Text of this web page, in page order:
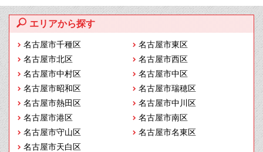
エリアから探す
名古屋市千種区
名古屋市東区
名古屋市北区
名古屋市西区
名古屋市中村区
名古屋市中区
名古屋市昭和区
名古屋市瑞穂区
名古屋市熱田区
名古屋市中川区
名古屋市港区
名古屋市南区
名古屋市守山区
名古屋市名東区
名古屋市天白区